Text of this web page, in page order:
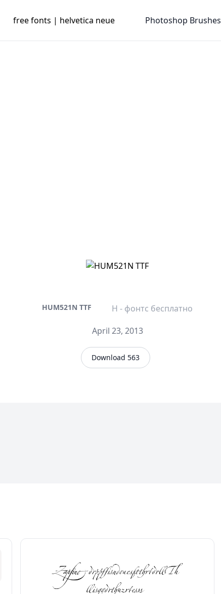
free fonts | helvetica neue Photoshop Brushes
HUM521N TTF
H - фонтс бесплатно
April 23, 2013
Download 563